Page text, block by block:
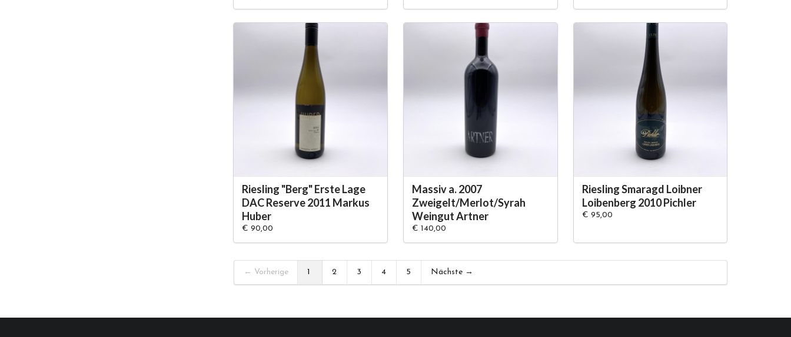
Riesling "Berg" Erste Lage
DAC Reserve 2011 Markus
Huber
€ 90,00
Massiv a. 2007
Zweigelt/Merlot/Syrah
Weingut Artner
€ 140,00
Riesling Smaragd Loibner
Loibenberg 2010 Pichler
€ 95,00
← Vorherige 1 2 3 4 5 Nächste →